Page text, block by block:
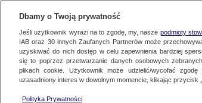
DARIUSZ
Dbamy o Twoją prywatność
Jeśli użytkownik wyrazi na to zgodę, my, nasze podmioty
IAB oraz 30innych Zaufanych Partnerów może
uzyskiwać do nich dostęp w celu zapewnienia bardziej
się to poprzez przetwarzanie danych osobowych
plikach cookie. Użytkownik może udzielić/wycofać
uzasadniony interes w dowolnym momencie, klikając przycisk
Polityka Prywatności